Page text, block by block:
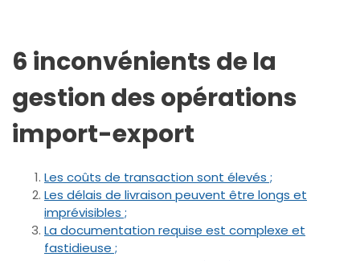
6 inconvénients de la
gestion des opérations
import-export
Les coûts de transaction sont élevés ;
Les délais de livraison peuvent être longs et
imprévisibles ;
La documentation requise est complexe et
fastidieuse ;